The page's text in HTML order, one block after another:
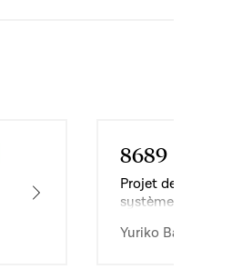
8689
Projet de loi
systèmes de
Yuriko Backes ·